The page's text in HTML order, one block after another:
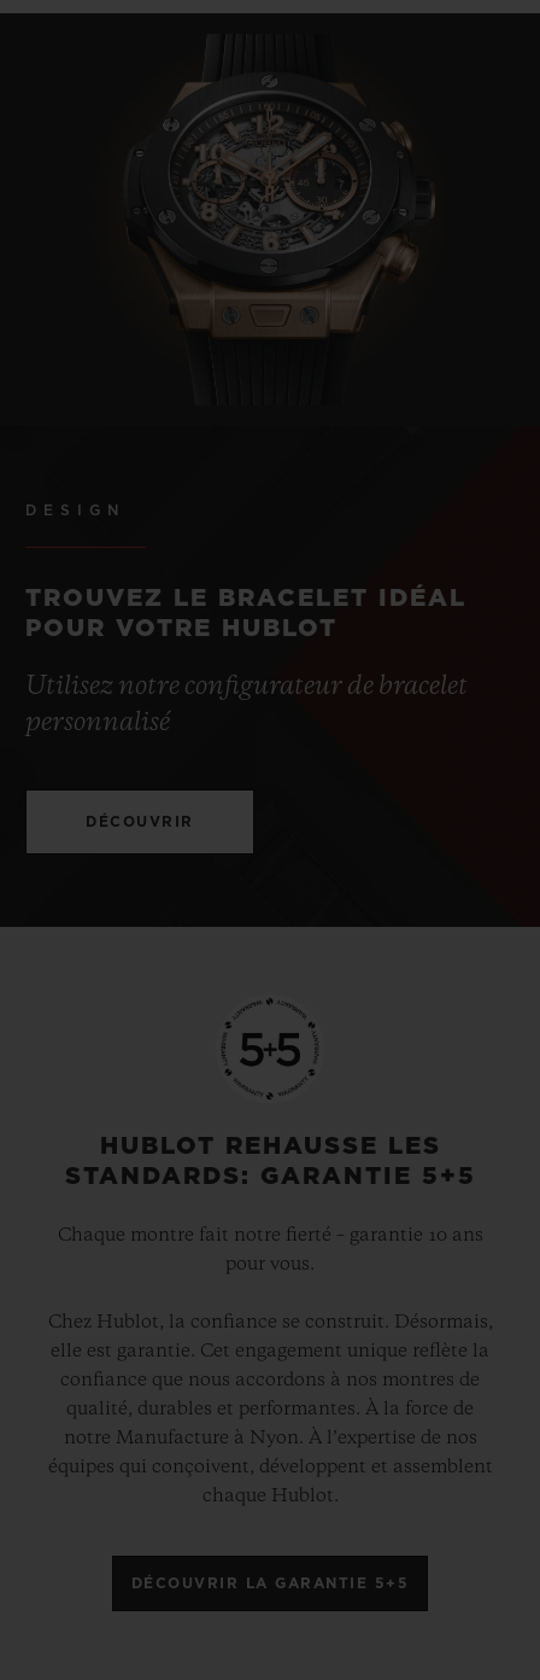
DESIGN
TROUVEZ LE BRACELET IDÉAL
POUR VOTRE HUBLOT
Utilisez notre configurateur de bracelet
personnalisé
DÉCOUVRIR
HUBLOT REHAUSSE LES
STANDARDS: GARANTIE 5+5
Chaque montre fait notre fierté – garantie 10 ans
pour vous.
Chez Hublot, la confiance se construit. Désormais,
elle est garantie. Cet engagement unique reflète la
confiance que nous accordons à nos montres de
qualité, durables et performantes. À la force de
notre Manufacture à Nyon. À l’expertise de nos
équipes qui conçoivent, développent et assemblent
chaque Hublot.
DÉCOUVRIR LA GARANTIE 5+5